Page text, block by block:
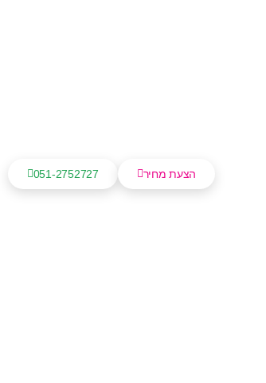
051-2752727 הצעת מחיר